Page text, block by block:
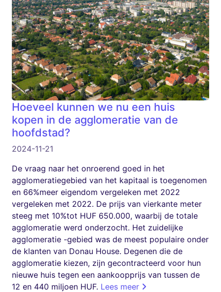
Hoeveel kunnen we nu een huis
kopen in de agglomeratie van de
hoofdstad?
2024-11-21
De vraag naar het onroerend goed in het
agglomeratiegebied van het kapitaal is toegenomen
en 66%meer eigendom vergeleken met 2022
vergeleken met 2022. De prijs van vierkante meter
steeg met 10%tot HUF 650.000, waarbij de totale
agglomeratie werd onderzocht. Het zuidelijke
agglomeratie -gebied was de meest populaire onder
de klanten van Donau House. Degenen die de
agglomeratie kiezen, zijn gecontracteerd voor hun
nieuwe huis tegen een aankoopprijs van tussen de
12 en 440 miljoen HUF. Lees meer